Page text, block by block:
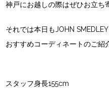
神戸にお越しの際はぜひお立ち
それでは本日もJOHN
おすすめコーディネートのご紹
スタッフ身長155cm